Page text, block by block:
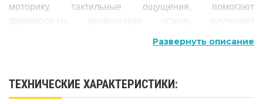
моторику, тактильные ощущения, помогают
формировать правильную осанку, улучшают
системы, укрепляют все группы мышц, развивают
эмоциональное состояния ребенка.
Развернуть описание
ТЕХНИЧЕСКИЕ ХАРАКТЕРИСТИКИ: